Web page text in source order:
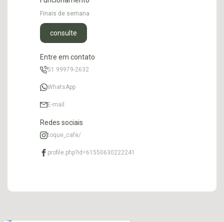
Finais de semana
consulte
Entre em contato
51 99979-2632
WhatsApp
E-mail
Redes sociais
toque_cafe/
profile.php?id=61550630222241